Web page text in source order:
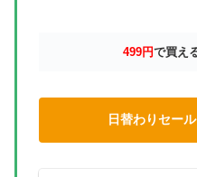
499円で買え
日替わりセー